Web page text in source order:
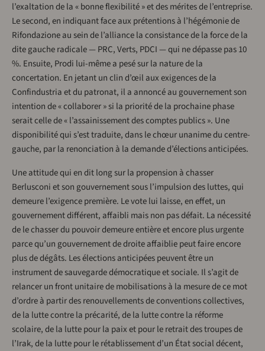
l’exaltation de la « bonne flexibilité » et des mérites de l’entreprise.
Le second, en indiquant face aux prétentions à l’hégémonie de
Rifondazione au sein de l’alliance la consistance de la force de la
dite gauche radicale — PRC, Verts, PDCI — qui ne dépasse pas 10
%. Ensuite, Prodi lui-même a pesé sur la nature de la
concertation. En jetant un clin d’œil aux exigences de la
Confindustria et du patronat, il a annoncé au gouvernement son
intention de « collaborer » si la priorité de la prochaine phase
serait celle de « l’assainissement des comptes publics ». Une
disponibilité qui s’est traduite, dans le chœur unanime du centre-
gauche, par la renonciation à la demande d’élections anticipées.
Une attitude qui en dit long sur la propension à chasser
Berlusconi et son gouvernement sous l’impulsion des luttes, qui
demeure l’exigence première. Le vote lui laisse, en effet, un
gouvernement différent, affaibli mais non pas défait. La nécessité
de le chasser du pouvoir demeure entière et encore plus urgente
parce qu’un gouvernement de droite affaiblie peut faire encore
plus de dégâts. Les élections anticipées peuvent être un
instrument de sauvegarde démocratique et sociale. Il s’agit de
relancer un front unitaire de mobilisations à la mesure de ce mot
d’ordre à partir des renouvellements de conventions collectives,
de la lutte contre la précarité, de la lutte contre la réforme
scolaire, de la lutte pour la paix et pour le retrait des troupes de
l’Irak, de la lutte pour le rétablissement d’un État social décent,